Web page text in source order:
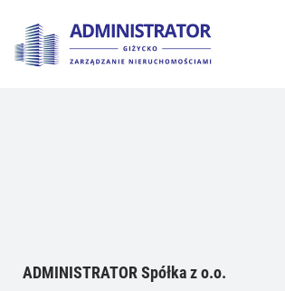
ADMINISTRATOR Spółka z o.o.